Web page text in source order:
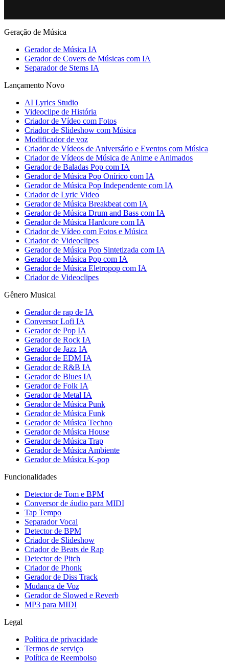
Geração de Música
Gerador de Música IA
Gerador de Covers de Músicas com IA
Separador de Stems IA
Lançamento Novo
AI Lyrics Studio
Videoclipe de História
Criador de Vídeo com Fotos
Criador de Slideshow com Música
Modificador de voz
Criador de Vídeos de Aniversário e Eventos com Música
Criador de Vídeos de Música de Anime e Animados
Gerador de Baladas Pop com IA
Gerador de Música Pop Onírico com IA
Gerador de Música Pop Independente com IA
Criador de Lyric Video
Gerador de Música Breakbeat com IA
Gerador de Música Drum and Bass com IA
Gerador de Música Hardcore com IA
Criador de Vídeo com Fotos e Música
Criador de Videoclipes
Gerador de Música Pop Sintetizada com IA
Gerador de Música Pop com IA
Gerador de Música Eletropop com IA
Criador de Videoclipes
Gênero Musical
Gerador de rap de IA
Conversor Lofi IA
Gerador de Pop IA
Gerador de Rock IA
Gerador de Jazz IA
Gerador de EDM IA
Gerador de R&B IA
Gerador de Blues IA
Gerador de Folk IA
Gerador de Metal IA
Gerador de Música Punk
Gerador de Música Funk
Gerador de Música Techno
Gerador de Música House
Gerador de Música Trap
Gerador de Música Ambiente
Gerador de Música K-pop
Funcionalidades
Detector de Tom e BPM
Conversor de áudio para MIDI
Tap Tempo
Separador Vocal
Detector de BPM
Criador de Slideshow
Criador de Beats de Rap
Detector de Pitch
Criador de Phonk
Gerador de Diss Track
Mudança de Voz
Gerador de Slowed e Reverb
MP3 para MIDI
Legal
Política de privacidade
Termos de serviço
Política de Reembolso